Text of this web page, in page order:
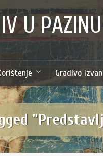
U PAZINU
Gradivo